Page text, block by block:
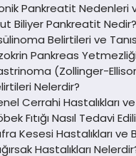
Pankreatit Nedenleri
Biliyer Pankreatit Nedir?
Belirtileri ve
Pankreas
(Zollinger-
Nelerdir?
Cerrahi Hastalıkları
Fıtığı Nasıl Tedavi
Kesesi Hastalıkları ve
Hastalıkları